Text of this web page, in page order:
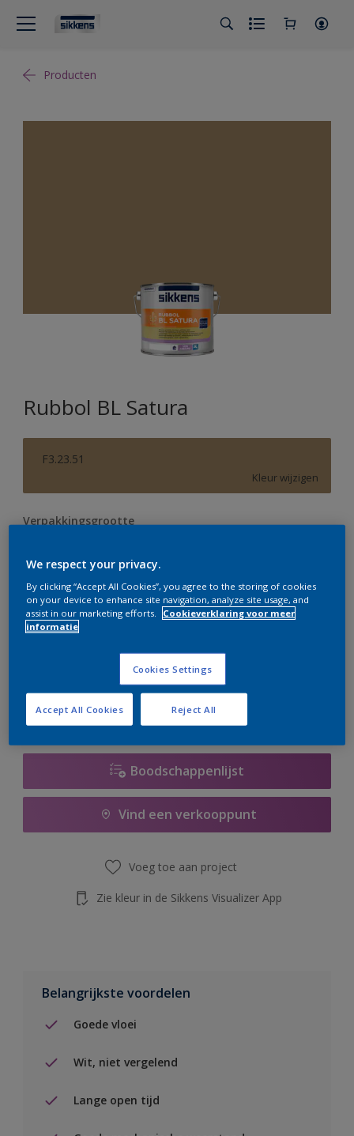
Producten
Rubbol BL Satura
F3.23.51
Kleur wijzigen
Verpakkingsgrootte
Aantal Verfcalculator
Bereken
Op dit moment is het niet mogelijk dit product online
te bestellen. Bezoek je dichtstbijzijnde winkel of klik op
de knop hieronder.
Boodschappenlijst
Vind een verkooppunt
Voeg toe aan project
Zie kleur in de Sikkens Visualizer App
Belangrijkste voordelen
Goede vloei
Wit, niet vergelend
Lange open tijd
We respect your privacy.
By clicking “Accept All Cookies”, you agree to the storing of cookies
on your device to enhance site navigation, analyze site usage, and
assist in our marketing efforts.
Cookieverklaring voor meer
informatie
Cookies Settings
Reject All
Accept All Cookies